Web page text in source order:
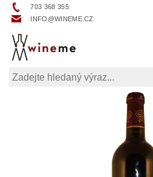
703 368 355
INFO@WINEME.CZ